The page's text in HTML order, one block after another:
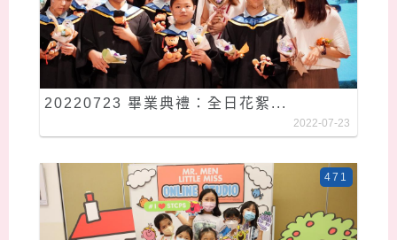
20220723 畢業典禮：全日花絮...
2022-07-23
471